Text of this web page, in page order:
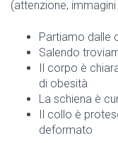
(attenzione,
Partiamo dalle
Salendo
Il corpo è
di obesità
La schiena è
Il collo è
deformato